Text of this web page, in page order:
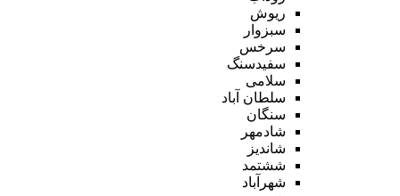
ریوش
سبزوار
سرخس
سفیدسنگ
سلامی
سلطان آباد
سنگان
شادمهر
شاندیز
ششتمد
شهرآباد